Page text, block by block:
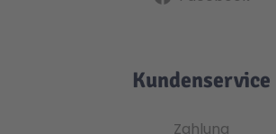
Kundenservice
Zahlung